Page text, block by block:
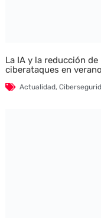
La IA y la reducción
ciberataques en verano
Actualidad,